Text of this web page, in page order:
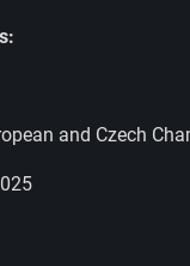
and Czech